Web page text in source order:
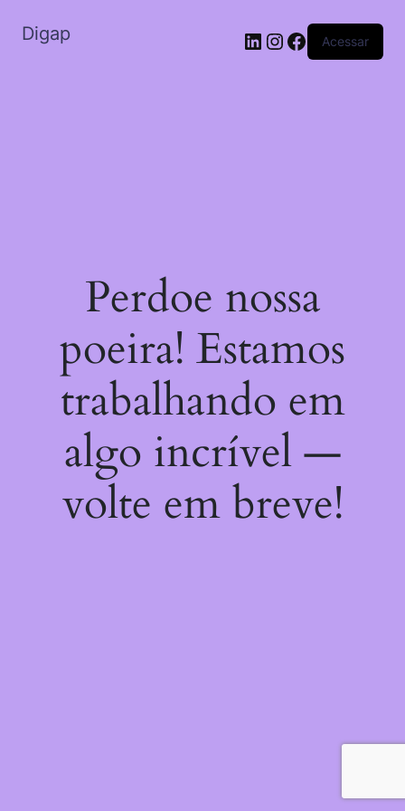
Digap Acessar
Perdoe nossa
poeira! Estamos
trabalhando em
algo incrível —
volte em breve!